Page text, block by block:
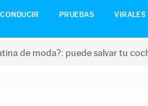
CONDUCIR PRUEBAS VIRALES
de moda?: puede salvar tu